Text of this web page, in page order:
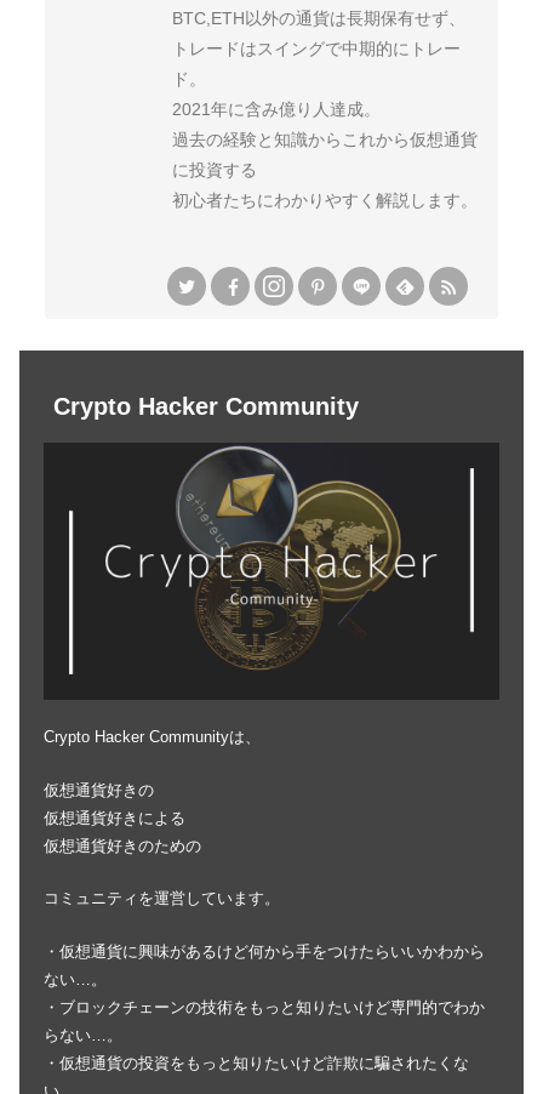
BTC,ETH以外の通貨は長期保有せず、
トレードはスイングで中期的にトレー
ド。
2021年に含み億り人達成。
過去の経験と知識からこれから仮想通貨
に投資する
初心者たちにわかりやすく解説します。
Crypto Hacker Community
Crypto Hacker Communityは、
仮想通貨好きの
仮想通貨好きによる
仮想通貨好きのための
コミュニティを運営しています。
・仮想通貨に興味があるけど何から手をつけたらいいかわから
ない…。
・ブロックチェーンの技術をもっと知りたいけど専門的でわか
らない…。
・仮想通貨の投資をもっと知りたいけど詐欺に騙されたくな